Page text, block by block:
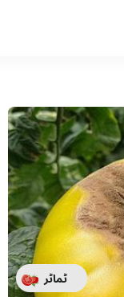
ٹماٹر